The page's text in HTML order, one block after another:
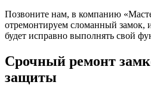
Позвоните нам, в компанию
отремонтируем сломанный замок,
будет исправно выполнять свой
Срочный ремонт
защиты